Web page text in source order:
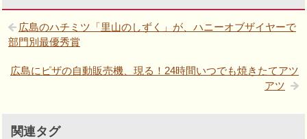
広島のハチミツ「里山のしずく」が、ハニーオブザイヤーで
部門別最優秀賞
広島にピザの自動販売機、現る！24時間いつでも焼きたてアツ
アツ
関連タグ